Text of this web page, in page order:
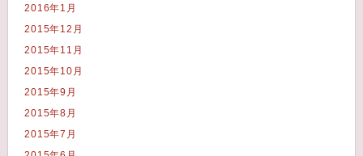
2016年1月
2015年12月
2015年11月
2015年10月
2015年9月
2015年8月
2015年7月